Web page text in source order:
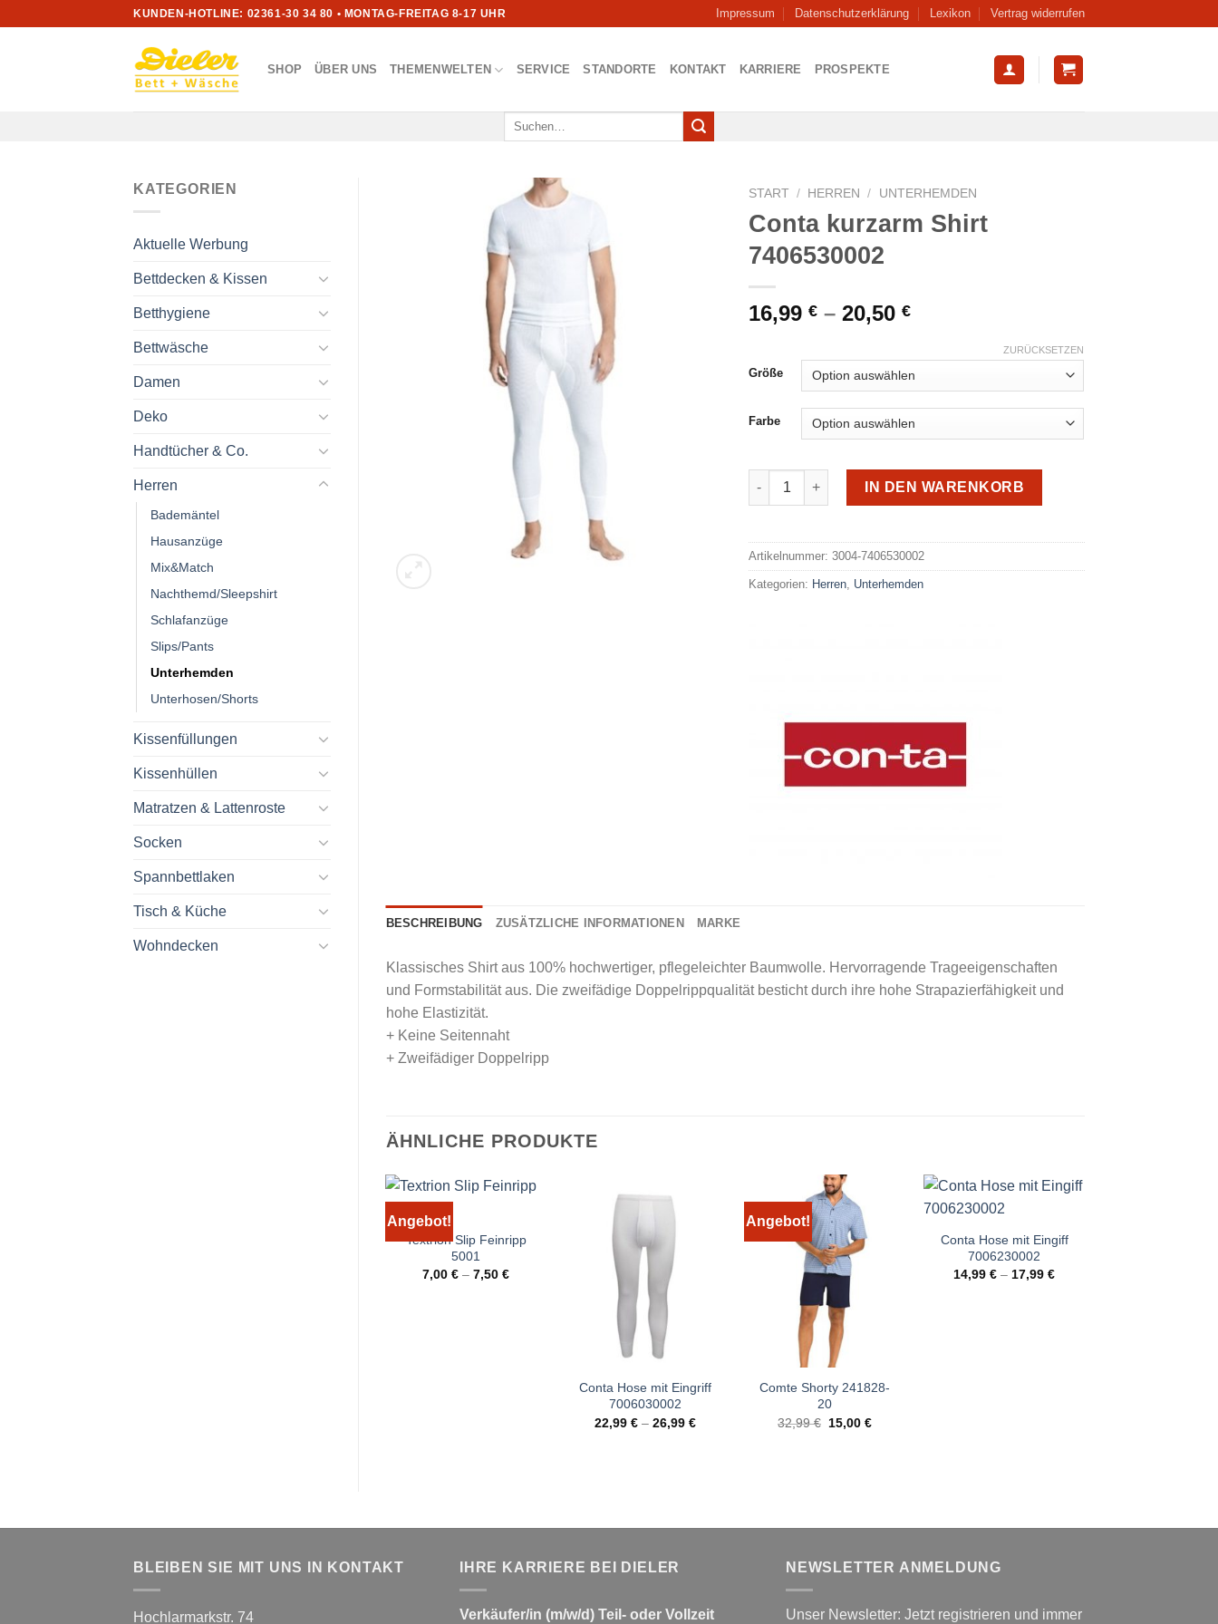
KUNDEN-HOTLINE: 02361-30 34 80 • MONTAG-FREITAG 8-17 UHR Impressum Datenschutzerklärung Lexikon Vertrag widerrufen
SHOP ÜBER UNS THEMENWELTEN SERVICE STANDORTE KONTAKT KARRIERE PROSPEKTE
Suchen
KATEGORIEN
Aktuelle Werbung
Bettdecken & Kissen
Betthygiene
Bettwäsche
Damen
Deko
Handtücher & Co.
Herren
Bademäntel
Hausanzüge
Mix&Match
Nachthemd/Sleepshirt
Schlafanzüge
Slips/Pants
Unterhemden
Unterhosen/Shorts
Kissenfüllungen
Kissenhüllen
Matratzen & Lattenroste
Socken
Spannbettlaken
Tisch & Küche
Wohndecken
START / HERREN / UNTERHEMDEN
Conta kurzarm Shirt
7406530002
16,99€ –20,50€
Größe
Farbe
ZURÜCKSETZEN
Conta kurzarm Shirt 7406530002 Menge
IN DEN WARENKORB
Artikelnummer:3004-7406530002
Kategorien: Herren Unterhemden
BESCHREIBUNG ZUSÄTZLICHE INFORMATIONEN MARKE
Klassisches Shirt aus 100% hochwertiger, pflegeleichter Baumwolle. Hervorragende Trageeigenschaften
und Formstabilität aus. Die zweifädige Doppelrippqualität besticht durch ihre hohe Strapazierfähigkeit und
hohe Elastizität.
+ Keine Seitennaht
+ Zweifädiger Doppelripp
ÄHNLICHE PRODUKTE
Angebot!
Textrion Slip Feinripp
5001
7,00€ –7,50€
Conta Hose mit Eingriff
7006030002
22,99€ –26,99€
Angebot!
Comte Shorty 241828-
20
32,99€ Ursprünglicher
Preis
15,00€Aktueller
Conta Hose mit Eingiff
7006230002
14,99€ – 17,99€
BLEIBEN SIE MIT UNS IN KONTAKT
Hochlarmarkstr. 74
IHRE KARRIERE BEI DIELER
Verkäufer/in (m/w/d) Teil- oder Vollzeit
NEWSLETTER ANMELDUNG
Unser Newsletter: Jetzt registrieren und immer